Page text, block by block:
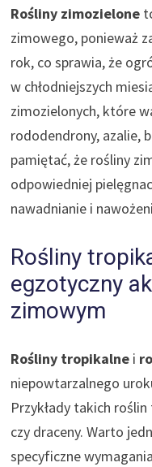
Rośliny zimozielone
zimowego, ponieważ
rok, co sprawia, że
w chłodniejszych
zimozielonych, które
rododendrony, azalie,
pamiętać, że rośliny
odpowiedniej
nawadnianie i
Rośliny
egzotyczny
zimowym
Rośliny tropikalne i
niepowtarzalnego
Przykłady takich
czy draceny. Warto
specyficzne